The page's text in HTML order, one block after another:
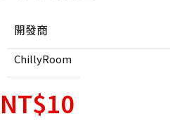
開發商
ChillyRoom
NT$10